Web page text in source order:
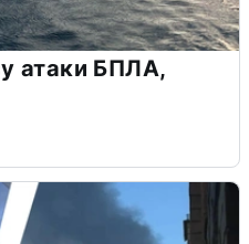
атаки БПЛА,